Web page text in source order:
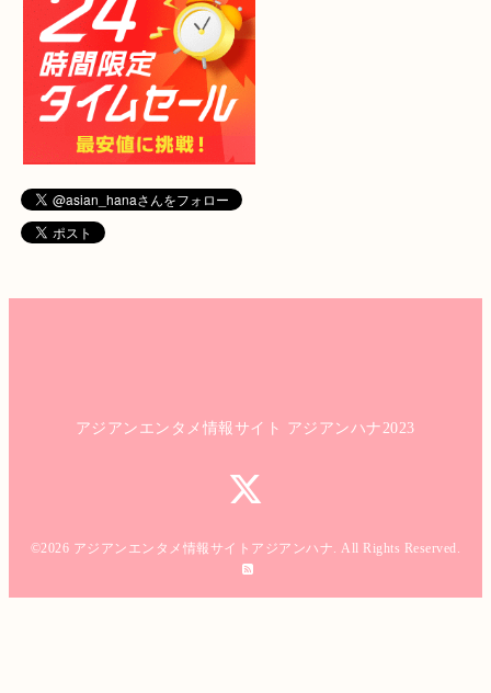
アジアンエンタメ情報サイト アジアンハナ2023
©2026 アジアンエンタメ情報サイトアジアンハナ. All Rights Reserved.